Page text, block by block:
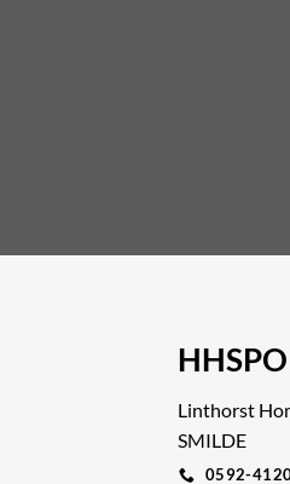
Linthorst
SMILDE
0592-